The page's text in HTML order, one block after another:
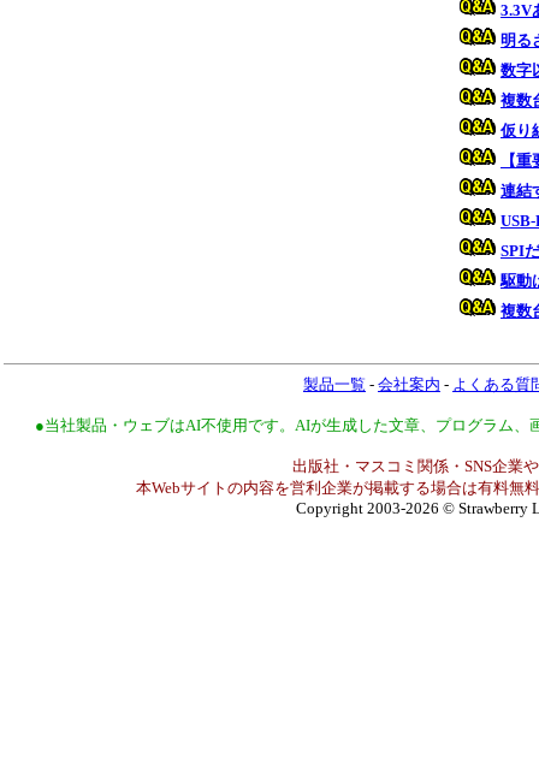
3.3V
明る
数字
複数
仮り
【
連結
SPI
駆動
複数
製品一覧 - 会社案内 - よくある質
●当社製品・ウェブはAI不使用です。AIが生成した文章、プログラム
出版社・マスコミ関係・SNS企業
本Webサイトの内容を営利企業が掲載する場合は有料無
Copyright 2003-2026 © Strawberry